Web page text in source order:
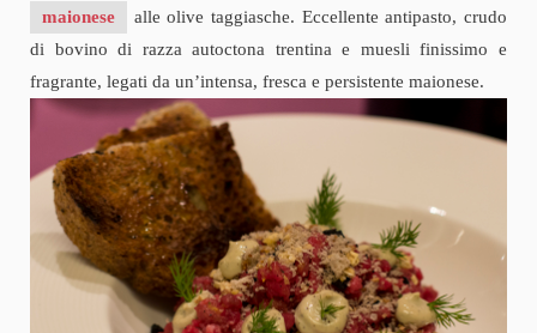
maionese
alle olive taggiasche. Eccellente antipasto, crudo
di bovino di razza autoctona trentina e muesli finissimo e
fragrante, legati da un’intensa, fresca e persistente maionese.